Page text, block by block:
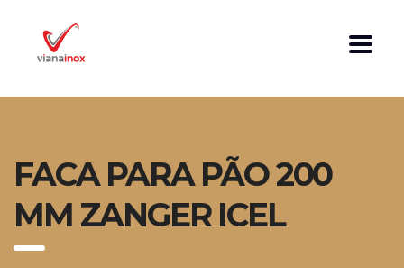
FACA PARA PÃO 200
MM ZANGER ICEL